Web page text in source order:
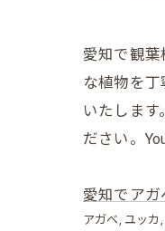
愛知で観葉
な植物を
いたしま
ださい。
愛知でアガ
アガベ ユッカ